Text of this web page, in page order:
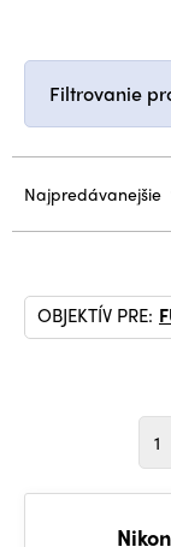
Filtrovanie
Najpredávanejšie
OBJEKTÍV PRE:
1